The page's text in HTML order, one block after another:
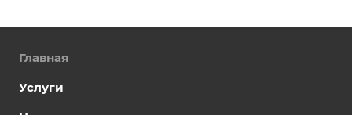
Главная
Услуги